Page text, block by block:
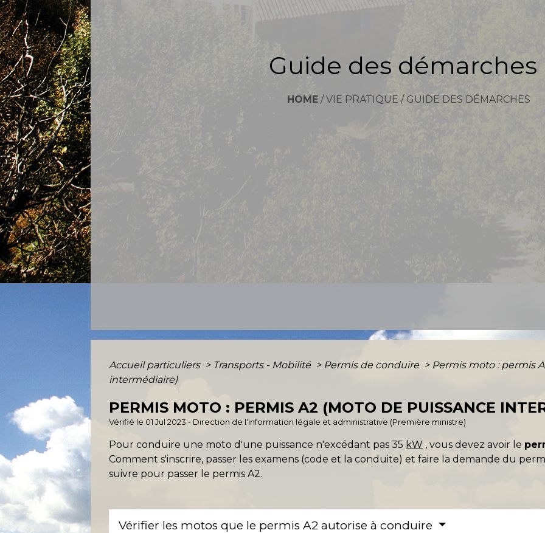
Guide des démarches
HOME /VIE PRATIQUE /GUIDE DES DÉMARCHES
Accueil particuliers > Transports - Mobilité > Permis de conduire > Permis moto : permis
intermédiaire)
PERMIS MOTO : PERMIS A2 (MOTO DE PUISSANCE
Vérifié le 01 Jul 2023 - Direction de l'information légale et administrative (Première ministre)
Pour conduire une moto d'une puissance n'excédant pas 35 kW , vous devez avoir le
Comment s'inscrire, passer les examens (code et la conduite) et faire la demande du
suivre pour passer le permis A2.
Vérifier les motos que le permis A2 autorise à conduire